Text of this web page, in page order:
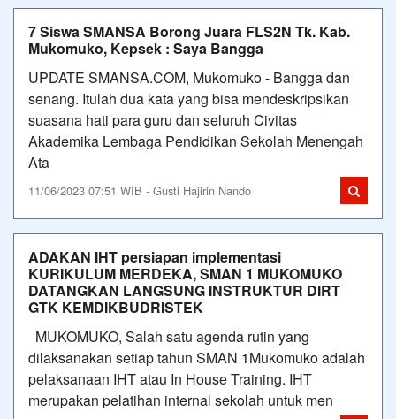
7 Siswa SMANSA Borong Juara FLS2N Tk. Kab.
Mukomuko, Kepsek : Saya Bangga
UPDATE SMANSA.COM, Mukomuko - Bangga dan
senang. Itulah dua kata yang bisa mendeskripsikan
suasana hati para guru dan seluruh Civitas
Akademika Lembaga Pendidikan Sekolah Menengah
Ata
11/06/2023 07:51 WIB - Gusti Hajirin Nando
ADAKAN IHT persiapan implementasi
KURIKULUM MERDEKA, SMAN 1 MUKOMUKO
DATANGKAN LANGSUNG INSTRUKTUR DIRT
GTK KEMDIKBUDRISTEK
MUKOMUKO, Salah satu agenda rutin yang
dilaksanakan setiap tahun SMAN 1Mukomuko adalah
pelaksanaan IHT atau In House Training. IHT
merupakan pelatihan internal sekolah untuk men